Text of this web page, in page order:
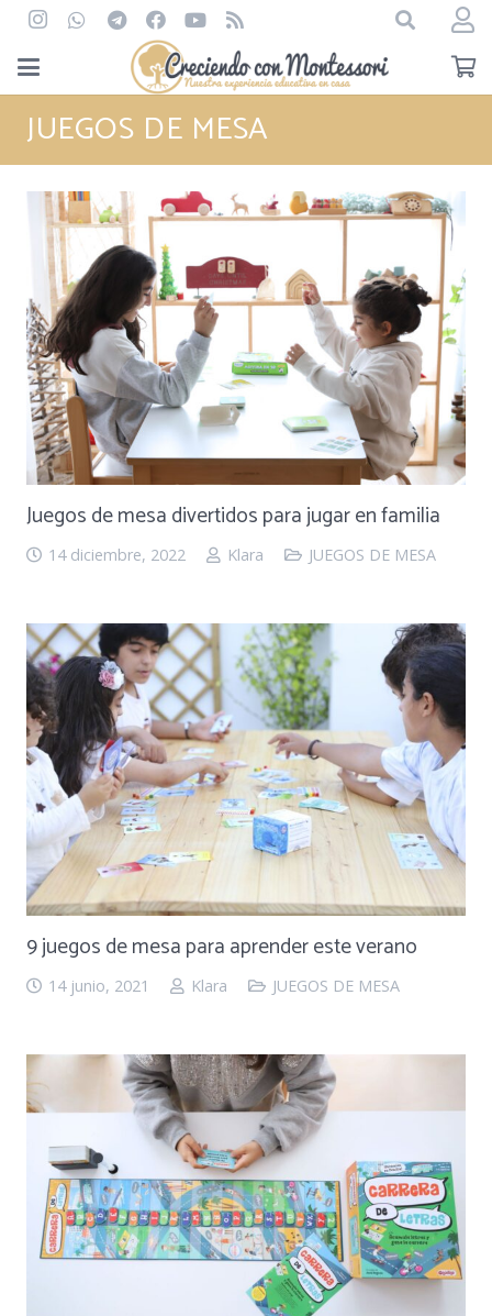
JUEGOS DE MESA
Juegos de mesa divertidos para jugar en familia
14 diciembre, 2022 Klara JUEGOS DE MESA
9 juegos de mesa para aprender este verano
14 junio, 2021 Klara JUEGOS DE MESA